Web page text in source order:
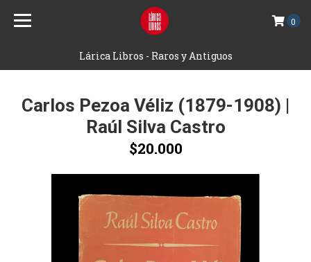
Lárica Libros - Raros y Antiguos
0
Carlos Pezoa Véliz (1879-1908) |
Raúl Silva Castro
$20.000